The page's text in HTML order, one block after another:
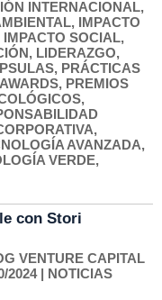
INTERNACIONAL,
, IMPACTO
IMPACTO SOCIAL,
, LIDERAZGO,
, PRÁCTICAS
, PREMIOS
,
,
AVANZADA,
VERDE,
con Stori
VENTURE CAPITAL
2024| NOTICIAS